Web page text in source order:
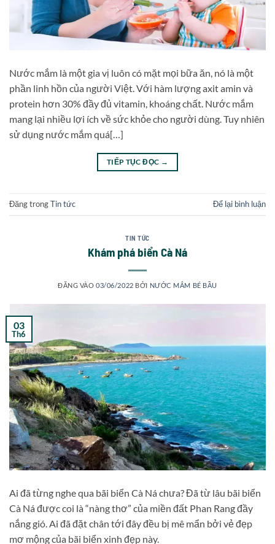
Nước mắm là một gia vị luôn có mặt mọi bữa ăn, nó là một
phần linh hồn của người Việt. Với hàm lượng axit amin và
protein hơn 30% đầy đủ vitamin, khoáng chất. Nước mắm
mang lại nhiều lợi ích về sức khỏe cho người dùng. Tuy nhiên
sử dụng nước mắm quá[…]
TIẾP TỤC ĐỌC →
Đăng trongTin tức Để lại bình luận
TIN TỨC
Khám phá biển Cà Ná
ĐĂNG VÀO03/06/2022 BỞI NƯỚC MẮM BÉ BẦU
03
Th6
Ai đã từng nghe qua bãi biển Cà Ná chưa? Đã từ lâu bãi biển
Cà Ná được coi là “nàng thơ” của miền đất Phan Rang đầy
nắng gió. Ai đã đặt chân tới đây đều bị mê mẩn bởi vẻ đẹp
mơ mộng của bãi biển xinh đẹp này.